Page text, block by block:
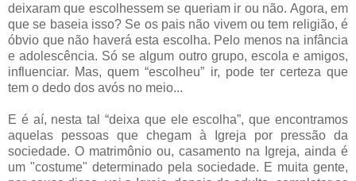
deixaram que escolhessem se queriam ir ou não. Agora, em
que se baseia isso? Se os pais não vivem ou tem religião, é
óbvio que não haverá esta escolha. Pelo menos na infância
e adolescência. Só se algum outro grupo, escola e amigos,
influenciar. Mas, quem “escolheu” ir, pode ter certeza que
tem o dedo dos avós no meio...
E é aí, nesta tal “deixa que ele escolha”, que encontramos
aquelas pessoas que chegam à Igreja por pressão da
sociedade. O matrimônio ou, casamento na Igreja, ainda é
um "costume" determinado pela sociedade. E muita gente,